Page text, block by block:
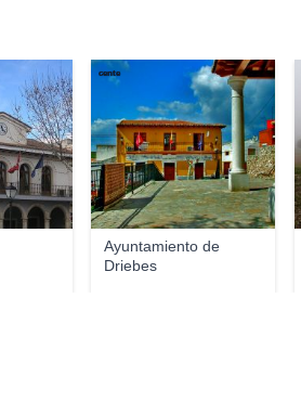
Ayuntamiento de
Driebes
cente